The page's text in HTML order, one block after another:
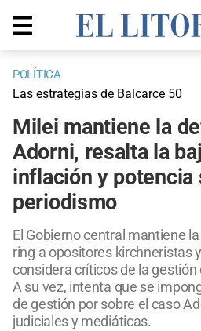
POLÍTICA
Las estrategias de Balcarce 50
Milei mantiene la
Adorni, resalta la
inflación y potencia
periodismo
El Gobierno central mantiene
ring a opositores kirchneristas
considera críticos de la
A su vez, intenta que se
de gestión por sobre el caso
judiciales y mediáticas.